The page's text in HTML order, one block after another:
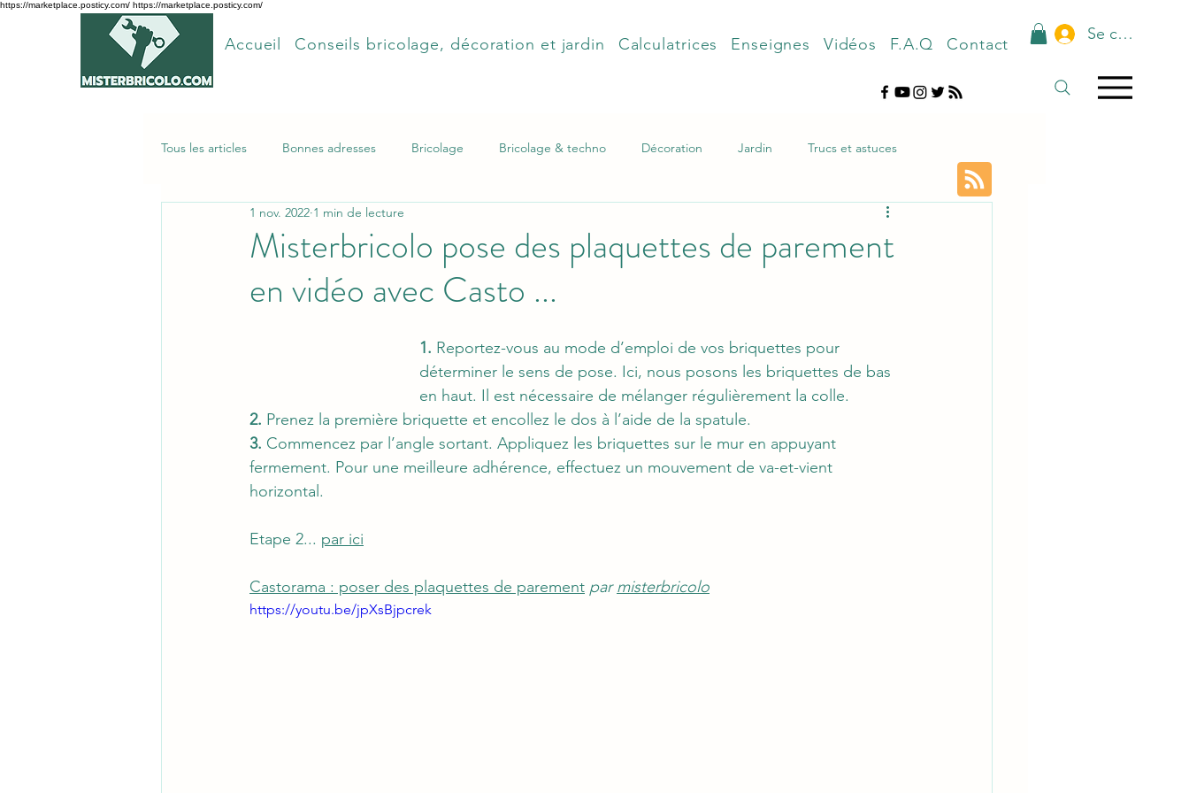
https://marketplace.posticy.com/ https://marketplace.posticy.com/
Accueil Conseils bricolage, décoration et jardin Calculatrices Enseignes Vidéos F.A.Q Contact
Se connecter
Tous les articles Bonnes adresses Bricolage Bricolage & techno Décoration Jardin Trucs et astuces
Articles les plus lus
Misterbricolo pose des plaquettes de parement
en vidéo avec Casto ...
1 nov. 2022 1 min de lecture
1. Reportez-vous au mode d’emploi de vos briquettes pour
déterminer le sens de pose. Ici, nous posons les briquettes de bas
en haut. Il est nécessaire de mélanger régulièrement la colle.
2. Prenez la première briquette et encollez le dos à l’aide de la spatule.
3. Commencez par l’angle sortant. Appliquez les briquettes sur le mur en appuyant
fermement. Pour une meilleure adhérence, effectuez un mouvement de va-et-vient
horizontal.
Etape 2... par ici
Castorama : poser des plaquettes de parement par misterbricolo
https://youtu.be/jpXsBjpcrek